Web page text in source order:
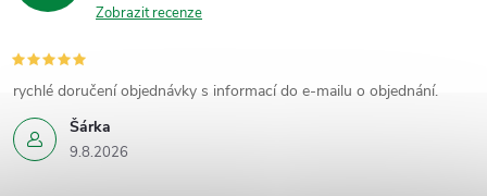
Zobrazit recenze
Šárka
9.8.2026
rychlé doručení objednávky s informací do e-mailu o objednání.